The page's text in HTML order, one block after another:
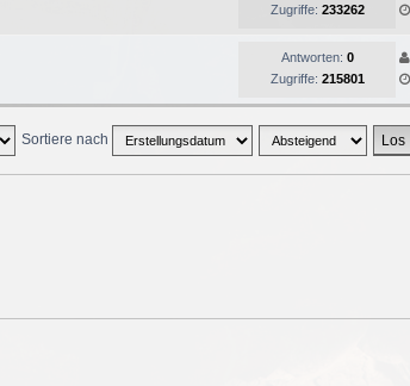
Zugriffe: 233262
Antworten: 0
Zugriffe: 215801
Sortiere nach